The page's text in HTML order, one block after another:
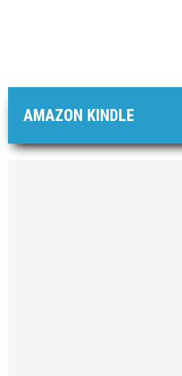
AMAZON KINDLE